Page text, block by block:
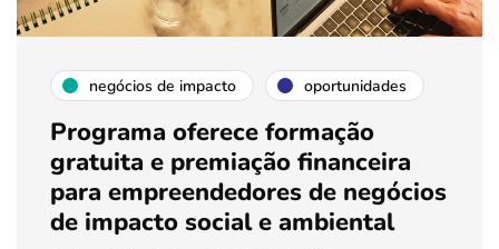
negócios de impacto oportunidades
Programa oferece formação
gratuita e premiação financeira
para empreendedores de negócios
de impacto social e ambiental